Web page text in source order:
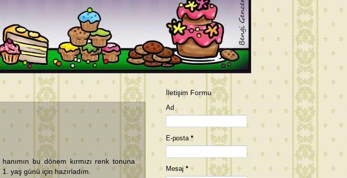
bu dönem kırmızı renk tonuna
yaş günü için hazırladım.
İletişim Formu
Ad
E-posta*
Mesaj *